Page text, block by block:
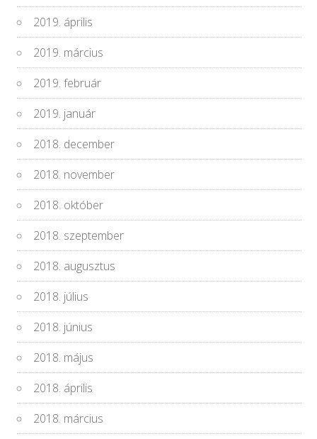
2019. április
2019. március
2019. február
2019. január
2018. december
2018. november
2018. október
2018. szeptember
2018. augusztus
2018. július
2018. június
2018. május
2018. április
2018. március